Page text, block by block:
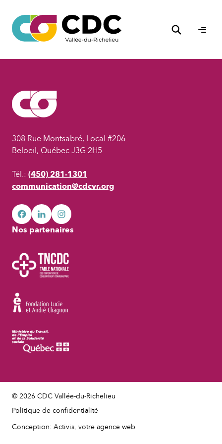
contenuRechercher
308 Rue Montsabré, Local #206
Beloeil, Québec J3G 2H5
Tél.: (450) 281-1301
communication@cdcvr.org
facebookgoogleplusgoogleplus
Nos partenaires
© 2026 CDC Vallée-du-Richelieu
Politique de confidentialité
Conception: Activis, votre agence web